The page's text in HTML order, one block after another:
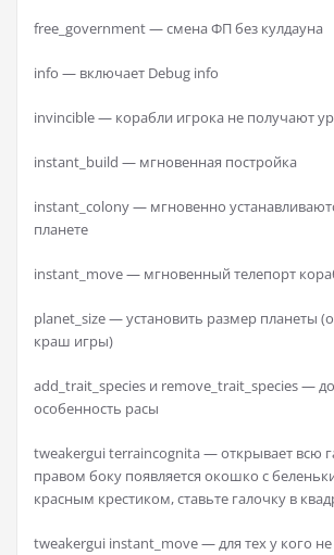
free_government — смена ФП без кулдауна
info — включает Debug info
invincible — корабли игрока не получают
instant_build — мгновенная постройка
instant_colony — мгновенно
планете
instant_move — мгновенный телепорт
planet_size — установить размер планеты
краш игры)
add_trait_species и remove_trait_species —
особенность расы
tweakergui terraincognita — открывает всю
правом боку появляется окошко с
красным крестиком, ставьте галочку в
tweakergui instant_move — для тех у кого не